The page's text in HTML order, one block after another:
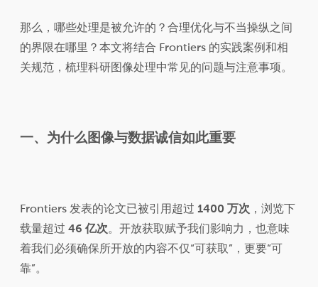
那么，哪些处理是被允许的？合理优化与不当操纵之间
的界限在哪里？本文将结合 Frontiers 的实践案例和相
关规范，梳理科研图像处理中常见的问题与注意事项。
一、 为什么图像与数据诚信如此重要
Frontiers 发表的论文已被引用超过 1400 万次 ，浏览下
载量超过 46 亿次。开放获取赋予我们影响力，也意味
着我们必须确保所开放的内容不仅“可获取”，更要“可
靠”。